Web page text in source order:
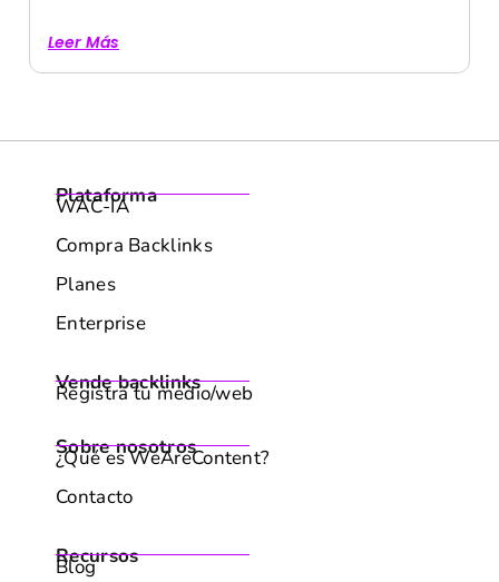
Leer Más
Plataforma
WAC-IA
Compra Backlinks
Planes
Enterprise
Vende backlinks
Registra tu medio/web
Sobre nosotros
¿Qué es WeAreContent?
Contacto
Recursos
Blog